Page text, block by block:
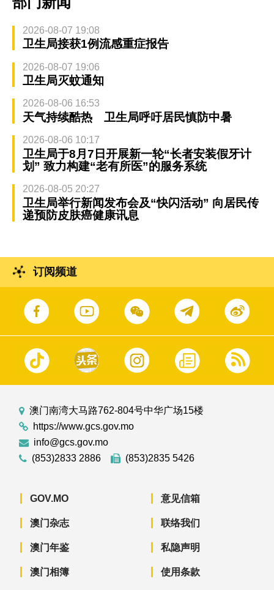
2026-08-07 19:08
卫生局接获1例流感重症报告
2026-08-07 19:06
卫生局灭蚊通知
2026-08-06 16:53
天气持续酷热 卫生局呼吁居民慎防中暑
2026-08-06 10:17
卫生局于8月7日开展新一轮“长者安装假牙计
划” 致力构建“老有所医”的服务系统
2026-08-05 20:27
卫生局举行新闻发布会及“快闪活动” 向居民传
递预防皮肤癌健康讯息
订阅频道
澳门南湾大马路762-804号中华广场15楼
https://www.gcs.gov.mo
info@gcs.gov.mo
(853)2833 2886
(853)2835 5426
GOV.MO
澳门杂志
澳门年鉴
澳门相簿
意见信箱
联络我们
私隐声明
使用条款